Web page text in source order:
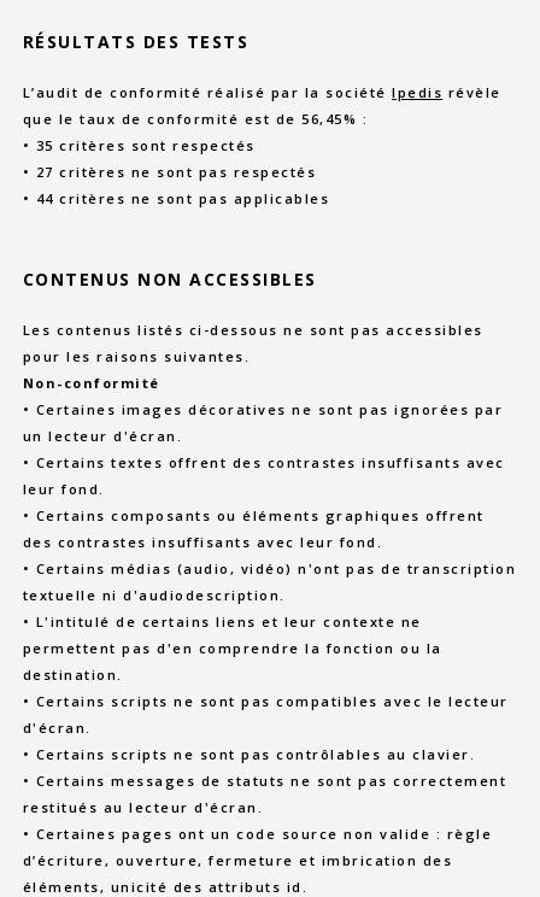
RÉSULTATS DES TESTS
L’audit de conformité réalisé par la sociétéIpedis révèle
que le taux de conformité est de 56,45% :
• 35 critères sont respectés
• 27 critères ne sont pas respectés
• 44 critères ne sont pas applicables
CONTENUS NON ACCESSIBLES
Les contenus listés ci-dessous ne sont pas accessibles
pour les raisons suivantes.
Non-conformité
• Certaines images décoratives ne sont pas ignorées par
un lecteur d'écran.
• Certains textes offrent des contrastes insuffisants avec
leur fond.
• Certains composants ou éléments graphiques offrent
des contrastes insuffisants avec leur fond.
• Certains médias (audio, vidéo) n'ont pas de transcription
textuelle ni d'audiodescription.
• L'intitulé de certains liens et leur contexte ne
permettent pas d'en comprendre la fonction ou la
destination.
• Certains scripts ne sont pas compatibles avec le lecteur
d'écran.
• Certains scripts ne sont pas contrôlables au clavier.
• Certains messages de statuts ne sont pas correctement
restitués au lecteur d'écran.
• Certaines pages ont un code source non valide : règle
d’écriture, ouverture, fermeture et imbrication des
éléments, unicité des attributs id.